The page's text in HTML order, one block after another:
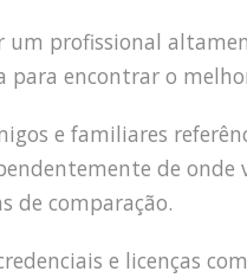
um profissional
para encontrar o
e familiares
de onde
de comparação.
e licenças